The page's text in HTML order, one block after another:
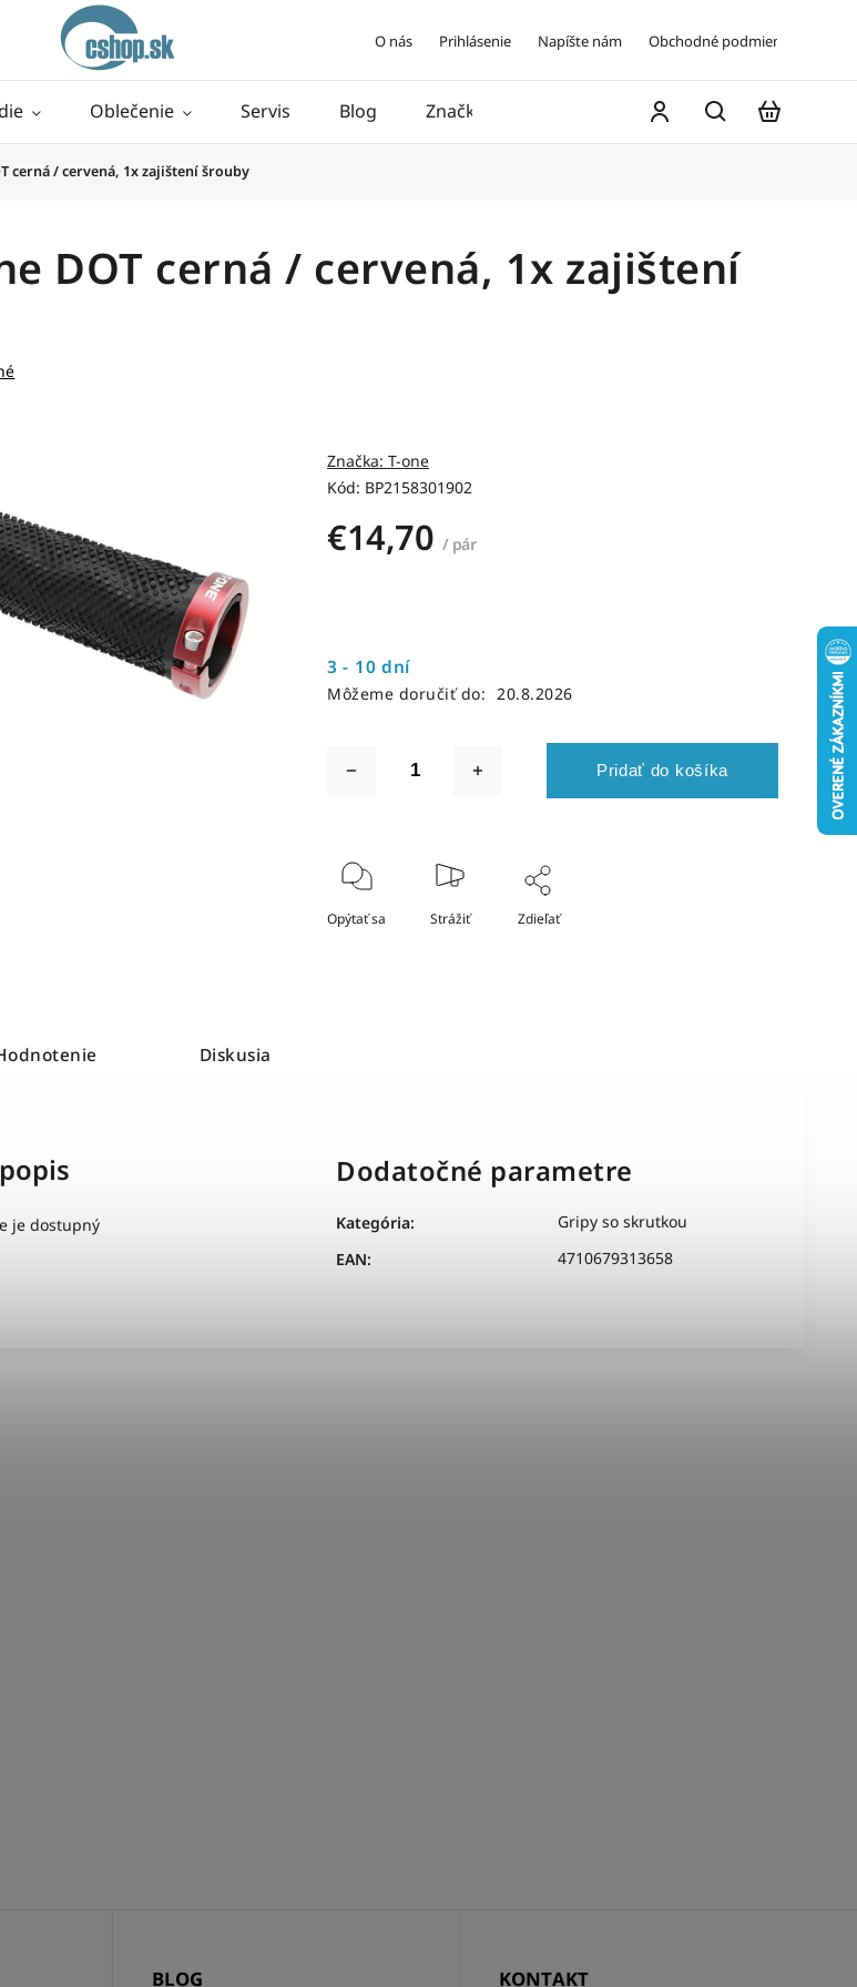
O nás Prihlásenie Napíšte nám Obchodné podmienky
Oblečenie Servis Blog Značky
cerná / cervená, 1x zajištení šrouby
DOT cerná / cervená, 1x zajištení
Kód: BP2158301902
Značka: T-one
€14,70 / pár
3 - 10 dní
Môžeme doručiť do: 20.8.2026
Pridať do košíka
Opýtať sa Strážiť Zdieľať
Diskusia
je dostupný
Dodatočné parametre
Kategória:
Gripy so skrutkou
EAN: 4710679313658
BLOG KONTAKT